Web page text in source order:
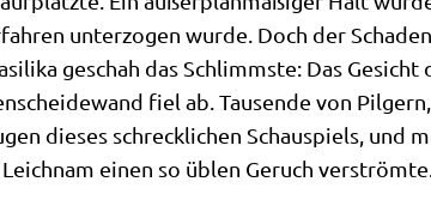
unter­zo­gen wur­de. Doch der
geschah das Schlimm­ste: Das Gesicht
fiel ab. Tau­sen­de von
die­ses schreck­li­chen Schau­spiels, und
einen so üblen Geruch verströmte.